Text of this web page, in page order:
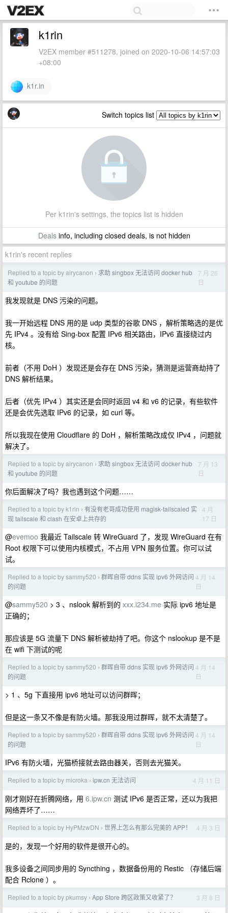
k1rin
V2EX member #511278, joined on 2020-10-06 14:57:03
+08:00
k1r.in
Switch topics list
Per k1rin's settings, the topics list is hidden
Dealsinfo, including closed deals, is not hidden
k1rin's recent replies
Replied to a topic by airycanon › 求助 singbox 无法访问 docker hub
和 youtube 的问题
7 月 26
日
我发现就是 DNS 污染的问题。
我一开始远程 DNS 用的是 udp 类型的谷歌 DNS ，解析策略选的是优
先 IPv4 。没有给 Sing-box 配置 IPv6 相关路由，IPv6 直接绕过内
核。
前者（不用 DoH ）发现还是会存在 DNS 污染，猜测是运营商劫持了
DNS 解析结果。
后者（优先 IPv4 ）其实还是会同时返回 v4 和 v6 的记录，有些软件
还是会优先选取 IPv6 的记录，如 curl 等。
所以我现在使用 Cloudflare 的 DoH ，解析策略改成仅 IPv4 ，问题就
解决了。
Replied to a topic by airycanon › 求助 singbox 无法访问 docker hub
和 youtube 的问题
7 月 13
日
你后面解决了吗？我也遇到这个问题……
Replied to a topic by k1rin › 有没有老哥成功使用 magisk-tailscaled 实
现 tailscale 和 clash 在安卓上共存的
4 月
17 日
@evemoo 我最近 Tailscale 转 WireGuard 了，发现 WireGuard 在有
Root 权限下可以使用内核模式，不占用 VPN 服务位置。你可以试
试。
Replied to a topic by sammy520 › 群晖自带 ddns 实现 ipv6 外网访问
的问题
4 月 14
日
@sammy520 > 3 、nslook 解析到的 xxx.i234.me 实际 ipv6 地址是
正确的；
那应该是 5G 流量下 DNS 解析被劫持了吧。你这个 nslookup 是不是
在 wifi 下测试的呢
Replied to a topic by sammy520 › 群晖自带 ddns 实现 ipv6 外网访问
的问题
4 月 14
日
> 1 、5g 下直接用 ipv6 地址可以访问群晖；
但是这一条又不像是有防火墙。那我没用过群晖，就不太清楚了。
Replied to a topic by sammy520 › 群晖自带 ddns 实现 ipv6 外网访问
的问题
4 月 14
日
IPv6 有防火墙，光猫桥接就去路由器关，否则去光猫关。
Replied to a topic by microka › ipw.cn 无法访问 4 月 11 日
刚才刚好在折腾网络，用 6.ipw.cn 测试 IPv6 是否正常，还以为我把
网络弄坏了……
Replied to a topic by HyPMzwDN › 世界上怎么有那么完美的 APP！ 4 月 3 日
是的，发现一个好用的软件是很开心的。
我多设备之间同步用的 Syncthing ，数据备份用的 Restic （存储后端
配合 Rclone ）。
Replied to a topic by pkumsy › App Store 跨区政策又收紧了？ 3 月 8 日